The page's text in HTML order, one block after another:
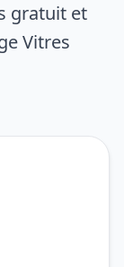
gratuit et
Vitres